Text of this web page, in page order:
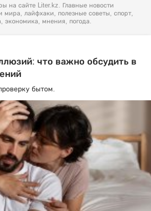
на сайте Liter.kz. Главные новости
мира, лайфхаки, полезные советы, спорт,
экономика, мнения, погода.
что важно обсудить в
бытом.